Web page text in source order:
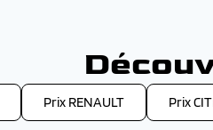
Prix RENAULT Prix